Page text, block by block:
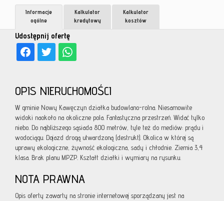
Udostępnij ofertę
Informacje
ogólne
Kalkulator
kredytowy
Kalkulator
kosztów
OPIS NIERUCHOMOŚCI
W gminie Nowy Kawęczyn działka budowlano-rolna. Niesamowite
widoki naokoło na okoliczne pola. Fantastyczna przestrzeń. Widać tylko
niebo. Do najbliższego sąsiada 800 metrów, tyle też do mediów: prądu i
wodociągu. Dojazd drogą utwardzoną (destrukt). Okolica w której są
uprawy ekologiczne, żywność ekologiczna, sady i chłodnie. Ziemia 3,4
klasa. Brak planu MPZP. Kształt działki i wymiary na rysunku.
NOTA PRAWNA
Opis oferty zawarty na stronie internetowej sporządzany jest na